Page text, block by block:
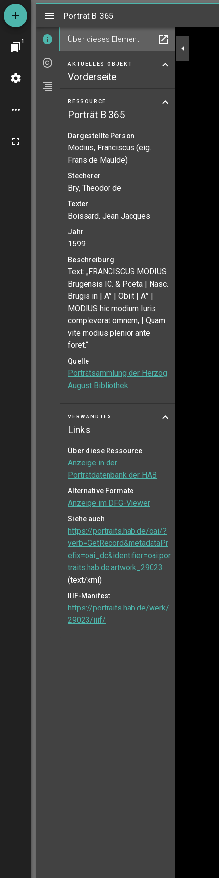
1
Mirador
Porträt B 365
Über dieses Element
AKTUELLES OBJEKT
Vorderseite
RESSOURCE
Porträt B 365
Dargestellte Person
Modius, Franciscus (eig.
Frans de Maulde)
Stecherer
Bry, Theodor de
Texter
Boissard, Jean Jacques
Jahr
1599
Beschreibung
Text: „FRANCISCUS MODIUS
Brugensis IC. & Poeta | Nasc.
Brugis in | A° | Obiit | A° |
MODIUS hic modium Iuris
compleverat omnem, | Quam
vite modius plenior ante
foret.“
Quelle
Porträtsammlung der Herzog
August Bibliothek
VERWANDTES
Links
Über diese Ressource
Anzeige in der
Porträtdatenbank der HAB
Alternative Formate
Anzeige im DFG-Viewer
Siehe auch
https://portraits.hab.de/oai/?
verb=GetRecord&metadataPr
efix=oai_dc&identifier=oai:por
traits.hab.de:artwork_29023
(text/xml)
IIIF-Manifest
https://portraits.hab.de/werk/
29023/iiif/
Porträt B 365